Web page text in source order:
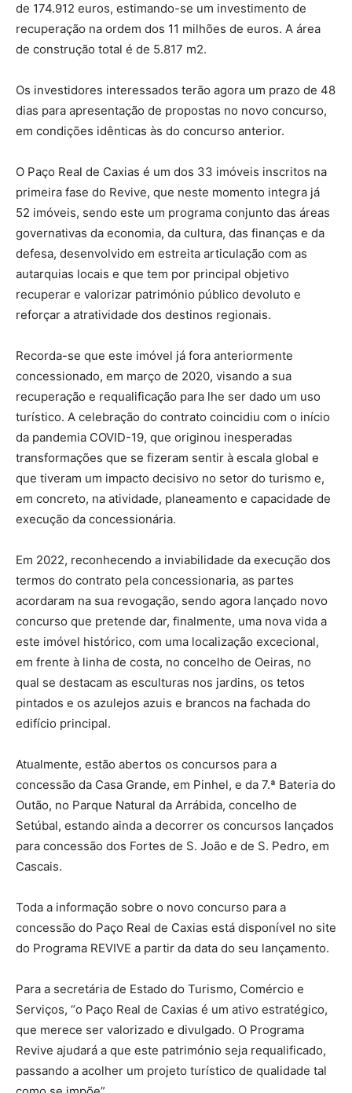
de 174.912 euros, estimando-se um investimento de
recuperação na ordem dos 11 milhões de euros. A área
de construção total é de 5.817 m2.
Os investidores interessados terão agora um prazo de 48
dias para apresentação de propostas no novo concurso,
em condições idênticas às do concurso anterior.
O Paço Real de Caxias é um dos 33 imóveis inscritos na
primeira fase do Revive, que neste momento integra já
52 imóveis, sendo este um programa conjunto das áreas
governativas da economia, da cultura, das finanças e da
defesa, desenvolvido em estreita articulação com as
autarquias locais e que tem por principal objetivo
recuperar e valorizar património público devoluto e
reforçar a atratividade dos destinos regionais.
Recorda-se que este imóvel já fora anteriormente
concessionado, em março de 2020, visando a sua
recuperação e requalificação para lhe ser dado um uso
turístico. A celebração do contrato coincidiu com o início
da pandemia COVID-19, que originou inesperadas
transformações que se fizeram sentir à escala global e
que tiveram um impacto decisivo no setor do turismo e,
em concreto, na atividade, planeamento e capacidade de
execução da concessionária.
Em 2022, reconhecendo a inviabilidade da execução dos
termos do contrato pela concessionaria, as partes
acordaram na sua revogação, sendo agora lançado novo
concurso que pretende dar, finalmente, uma nova vida a
este imóvel histórico, com uma localização excecional,
em frente à linha de costa, no concelho de Oeiras, no
qual se destacam as esculturas nos jardins, os tetos
pintados e os azulejos azuis e brancos na fachada do
edifício principal.
Atualmente, estão abertos os concursos para a
concessão da Casa Grande, em Pinhel, e da 7.ª Bateria do
Outão, no Parque Natural da Arrábida, concelho de
Setúbal, estando ainda a decorrer os concursos lançados
para concessão dos Fortes de S. João e de S. Pedro, em
Cascais.
Toda a informação sobre o novo concurso para a
concessão do Paço Real de Caxias está disponível no site
do Programa REVIVE a partir da data do seu lançamento.
Para a secretária de Estado do Turismo, Comércio e
Serviços, “o Paço Real de Caxias é um ativo estratégico,
que merece ser valorizado e divulgado. O Programa
Revive ajudará a que este património seja requalificado,
passando a acolher um projeto turístico de qualidade tal